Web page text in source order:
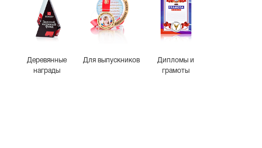
Деревянные
награды
Для выпускников
Дипломы и
грамоты